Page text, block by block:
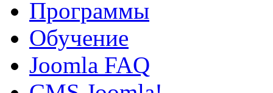
Программы
Обучение
Joomla FAQ